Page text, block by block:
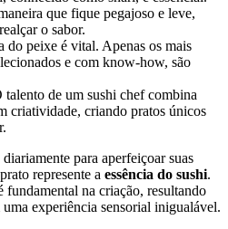
que fique pegajoso e leve,
o sabor.
do peixe é vital. Apenas os mais
e com know-how, são
talento de um sushi chef combina
criatividade, criando pratos únicos
para aperfeiçoar suas
represente a essência do sushi.
fundamental na criação, resultando
experiência sensorial inigualável.